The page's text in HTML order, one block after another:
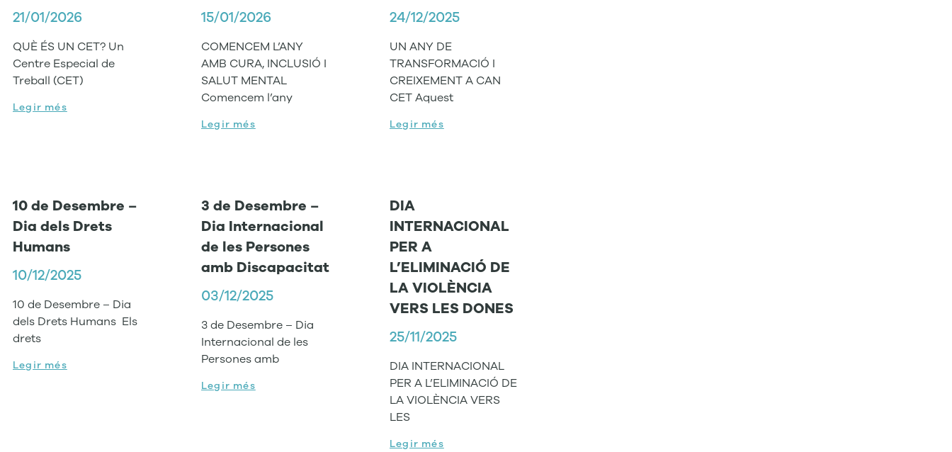
21/01/2026
QUÈ ÉS UN CET? Un
Centre Especial de
Treball (CET)
Legir més
15/01/2026
COMENCEM L’ANY
AMB CURA, INCLUSIÓ I
SALUT MENTAL
Comencem l’any
Legir més
24/12/2025
UN ANY DE
TRANSFORMACIÓ I
CREIXEMENT A CAN
CET Aquest
Legir més
10 de Desembre –
Dia dels Drets
Humans
10/12/2025
10 de Desembre – Dia
dels Drets Humans Els
drets
Legir més
3 de Desembre –
Dia Internacional
de les Persones
amb Discapacitat
03/12/2025
3 de Desembre – Dia
Internacional de les
Persones amb
Legir més
DIA
INTERNACIONAL
PER A
L’ELIMINACIÓ DE
LA VIOLÈNCIA
VERS LES DONES
25/11/2025
DIA INTERNACIONAL
PER A L’ELIMINACIÓ DE
LA VIOLÈNCIA VERS
LES
Legir més